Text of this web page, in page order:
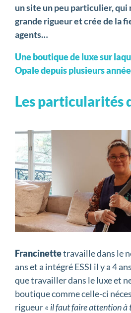
un site un peu particulier, qui
grande rigueur et crée de la
agents…
Une boutique de luxe sur
Opale depuis plusieurs
Les particularités
Francinettetravaille dans le
ans et a intégré ESSI il y a 4
que travailler dans le luxe et
boutique comme celle-ci
rigueur« il faut faire attention à